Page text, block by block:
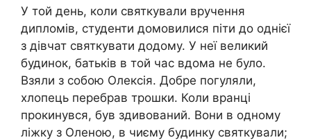
У той день, коли святкували вручення
дипломів, студенти домовилися піти до однієї
з дівчат святкувати додому. У неї великий
будинок, батьків в той час вдома не було.
Взяли з собою Олексія. Добре погуляли,
хлопець перебрав трошки. Коли вранці
прокинувся, був здивований. Вони в одному
ліжку з Оленою, в чиєму будинку святкували;